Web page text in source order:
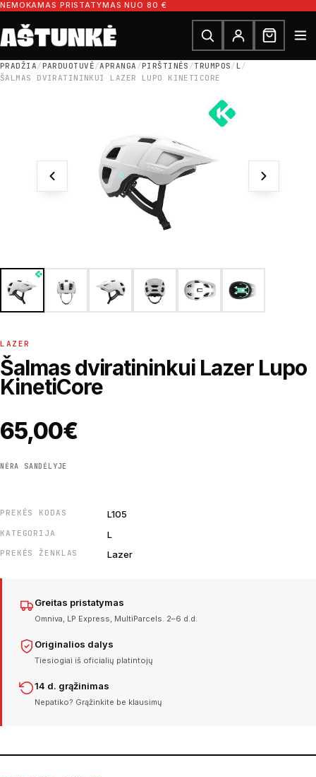
Pereiti prie turinio
NEMOKAMAS PRISTATYMAS NUO 80 €
Ieškoti dalių
Ieškoti
PRADŽIA/PARDUOTUVĖ/APRANGA /PIRŠTINĖS /TRUMPOS/L/
ŠALMAS DVIRATININKUI LAZER LUPO KINETICORE
LAZER
Šalmas dviratininkui Lazer Lupo
KinetiCore
65,00€
NĖRA SANDĖLYJE
PREKĖS KODAS L105
KATEGORIJA L
PREKĖS ŽENKLAS Lazer
Greitas pristatymas
Omniva, LP Express, MultiParcels. 2–6 d.d.
Originalios dalys
Tiesiogiai iš oficialių platintojų
14 d. grąžinimas
Nepatiko? Grąžinkite be klausimų